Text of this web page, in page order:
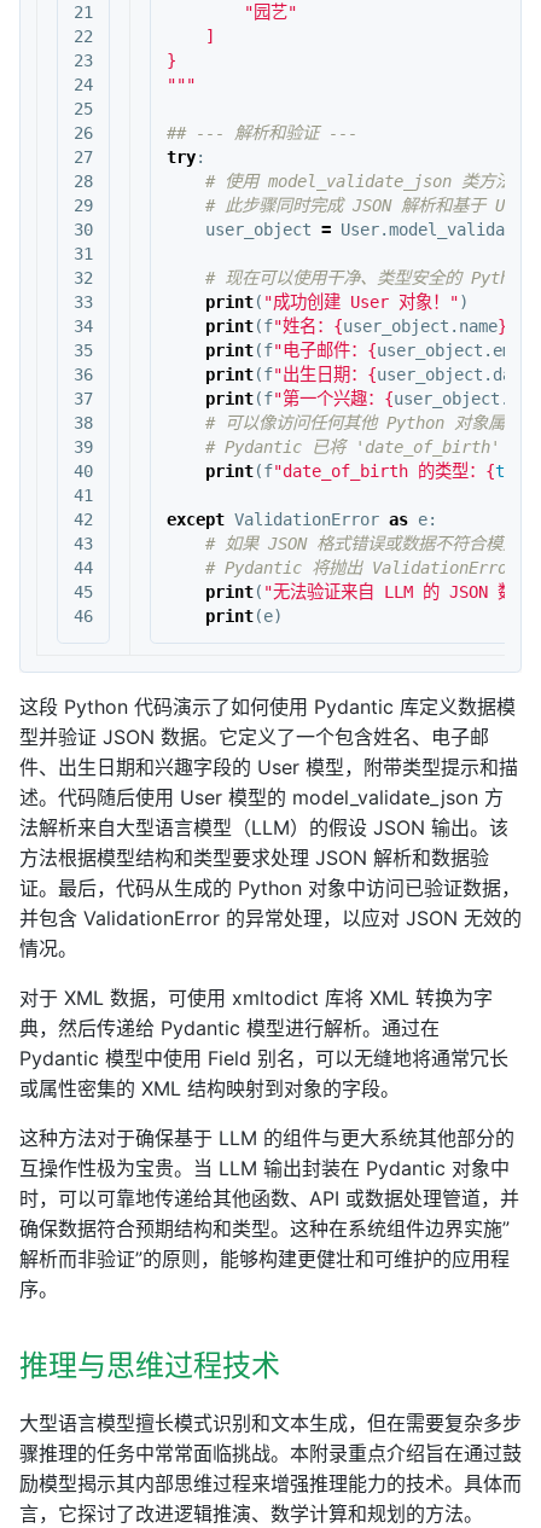
21
22
23
24
25
26
27
28
29
30
31
32
33
34
35
36
37
38
39
40
41
42
43
44
45
46
        "园艺"
    ]
}
"""
try:
user_object = User.
print( "成功创建 User 对象！")
print(f"姓名： {user_object . name}
print(f"电子邮件： {user_object . email
print(f"出生日期： {user_object .
print(f"第一个兴趣： {user_object .
print(f"date_of_birth 的类型： {type
except ValidationError as e:
print( "无法验证来自 LLM 的 JSON 数据
print(e)
这段 Python 代码演示了如何使用 Pydantic 库定义数据模
型并验证 JSON 数据。它定义了一个包含姓名、电子邮
件、出生日期和兴趣字段的 User 模型，附带类型提示和描
述。代码随后使用 User 模型的 model_validate_json 方
法解析来自大型语言模型（LLM）的假设 JSON 输出。该
方法根据模型结构和类型要求处理 JSON 解析和数据验
证。最后，代码从生成的 Python 对象中访问已验证数据，
并包含 ValidationError 的异常处理，以应对 JSON 无效的
情况。
对于 XML 数据，可使用 xmltodict 库将 XML 转换为字
典，然后传递给 Pydantic 模型进行解析。通过在
Pydantic 模型中使用 Field 别名，可以无缝地将通常冗长
或属性密集的 XML 结构映射到对象的字段。
这种方法对于确保基于 LLM 的组件与更大系统其他部分的
互操作性极为宝贵。当 LLM 输出封装在 Pydantic 对象中
时，可以可靠地传递给其他函数、API 或数据处理管道，并
确保数据符合预期结构和类型。这种在系统组件边界实施”
解析而非验证”的原则，能够构建更健壮和可维护的应用程
序。
推理与思维过程技术
大型语言模型擅长模式识别和文本生成，但在需要复杂多步
骤推理的任务中常常面临挑战。本附录重点介绍旨在通过鼓
励模型揭示其内部思维过程来增强推理能力的技术。具体而
言，它探讨了改进逻辑推演、数学计算和规划的方法。